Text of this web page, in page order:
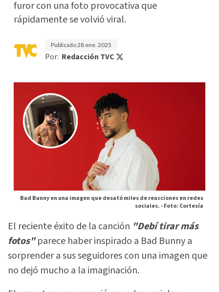
furor con una foto provocativa que
rápidamente se volvió viral.
Publicado28 ene. 2025
Por: Redacción TVC
Bad Bunny en una imagen que desató miles de reacciones en redes
sociales. -Foto: Cortesía
El reciente éxito de la canción "Debí tirar más
fotos"parece haber inspirado a Bad Bunny a
sorprender a sus seguidores con una imagen que
no dejó mucho a la imaginación.